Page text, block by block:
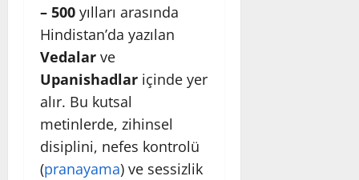
– 500 yılları arasında
Hindistan’da yazılan
Vedalar ve
Upanishadlar içinde yer
alır. Bu kutsal
metinlerde, zihinsel
disiplini, nefes kontrolü
(pranayama) ve sessizlik